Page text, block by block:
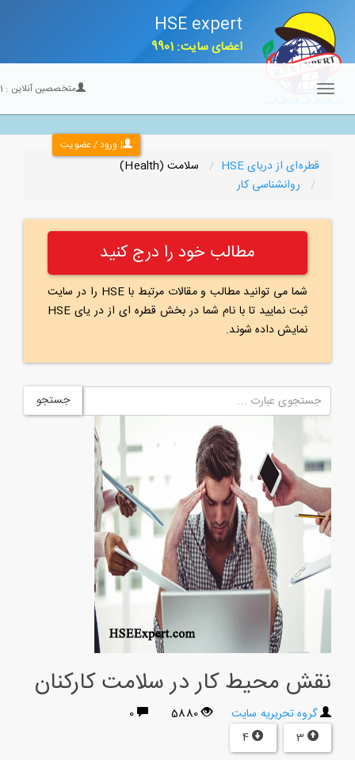
HSE expert
اعضای سایت: 9901
| ورود / عضویت
متخصصین آنلاین :21
Toggle
navigation
قطره‌ای از دریای HSE
سلامت (Health)
روانشناسی کار
مطالب خود را درج کنید
شما می توانید مطالب و مقالات مرتبط با HSE را در سایت
ثبت نمایید تا با نام شما در بخش قطره ای از در یای HSE
نمایش داده شوند.
جستجو
نقش محیط کار در سلامت کارکنان
گروه تحریریه سایت 5880
0
3
4